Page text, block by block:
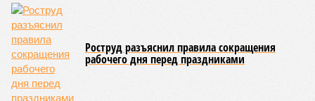
Роструд разъяснил правила сокращения
рабочего дня перед праздниками